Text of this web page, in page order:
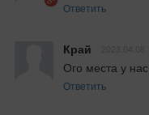
Ответить
Край
Ого места у нас
Ответить